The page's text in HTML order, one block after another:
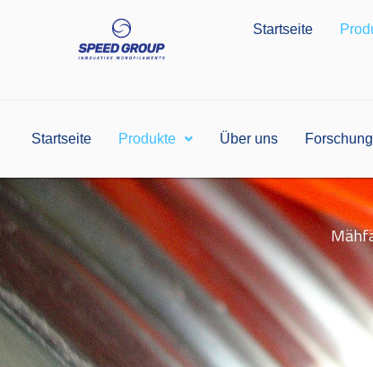
Startseite
Startseite Produkte Über uns